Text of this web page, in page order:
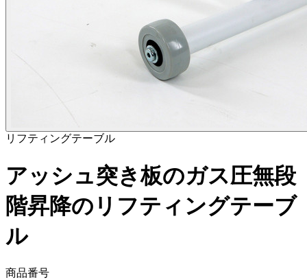
リフティングテーブル
アッシュ突き板のガス圧無段
階昇降のリフティングテーブ
ル
商品番号